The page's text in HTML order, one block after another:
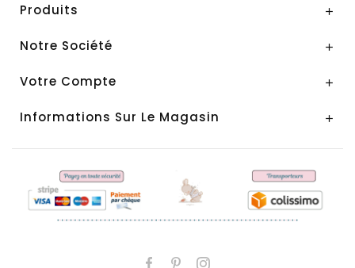
Produits 
Notre Société 
Votre Compte 
Informations Sur Le Magasin 